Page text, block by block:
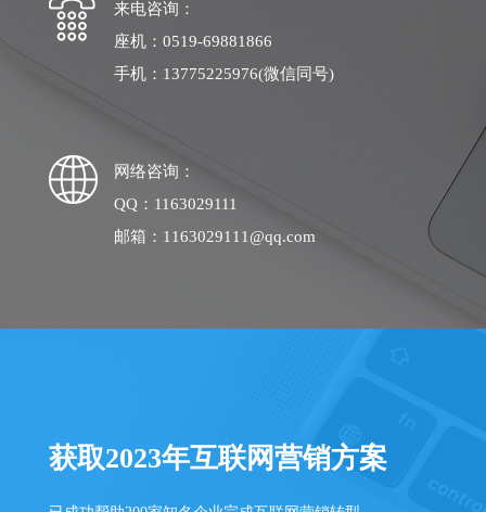
来电咨询：
座机：0519-69881866
手机：13775225976(微信同号)
网络咨询：
QQ：1163029111
邮箱：1163029111@qq.com
获取2023年互联网营销方案